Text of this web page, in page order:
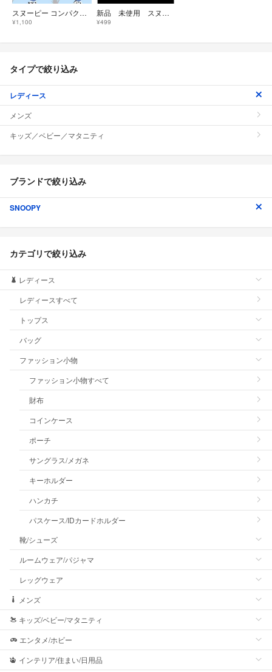
スヌーピー コンパクトミラー ほぼ未使用 7x7cm 送料込
¥1,100
新品 未使用 スヌーピー ケース入りカードミラー
¥499
タイプで絞り込み
レディース
メンズ
キッズ／ベビー／マタニティ
ブランドで絞り込み
SNOOPY
カテゴリで絞り込み
レディース
レディースすべて
トップス
バッグ
ファッション小物
ファッション小物すべて
財布
コインケース
ポーチ
サングラス/メガネ
キーホルダー
ハンカチ
パスケース/IDカードホルダー
靴/シューズ
ルームウェア/パジャマ
レッグウェア
メンズ
キッズ/ベビー/マタニティ
エンタメ/ホビー
インテリア/住まい/日用品